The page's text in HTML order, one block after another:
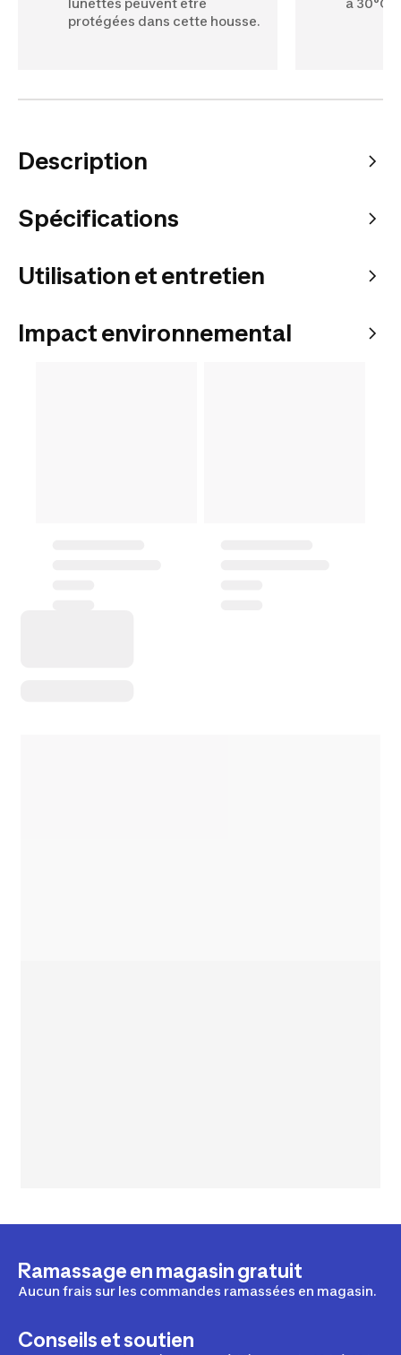
protégées dans cette housse.
Description
Spécifications
Utilisation et entretien
Impact environnemental
Ramassage en magasin gratuit
Aucun frais sur les commandes ramassées en magasin.
Conseils et soutien